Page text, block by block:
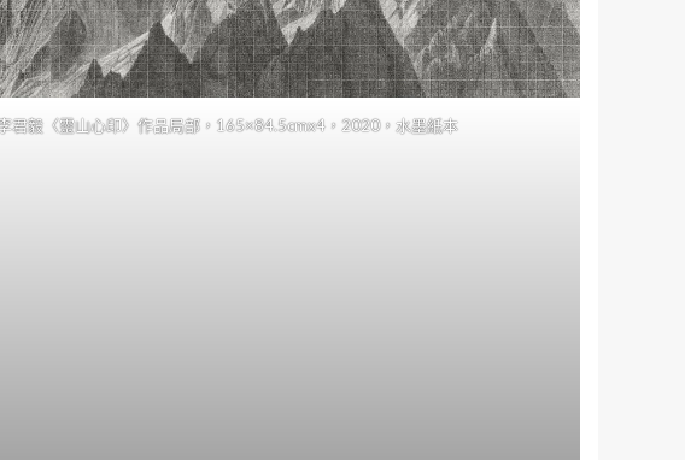
君毅〈靈山心印〉作品局部，165×84.5cmx4，2020，水墨紙本